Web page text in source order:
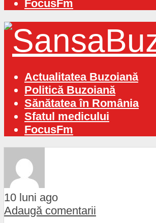
FocusFm
Actualitatea Buzoiană
Politică Buzoiană
Sănătatea în România
Sfatul medicului
FocusFm
10 luni ago
Adaugă comentarii